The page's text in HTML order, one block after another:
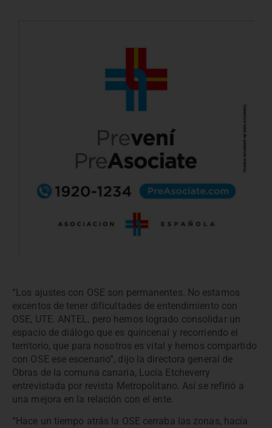
“Los ajustes con OSE son permanentes. No estamos
excentos de tener dificultades de entendimiento con
OSE, UTE. ANTEL, pero hemos logrado consolidar un
espacio de diálogo que es quincenal y recorriendo el
territorio, que para nosotros es vital y hemos compartido
con OSE ese escenario”, dijo la directora general de
Obras de la comuna canaria, Lucía Etcheverry
entrevistada por revista Metropolitano. Así se refirió a
una mejora en la relación con el ente.
“Hace un tiempo atrás la OSE cerraba las zonas, hacía